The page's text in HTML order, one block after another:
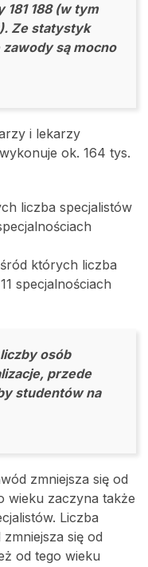
188 (w tym
Ze statystyk
są mocno
i lekarzy
ok. 164 tys.
liczba specjalistów
których liczba
specjalnościach
osób
przede
studentów na
zmniejsza się od
wieku zaczyna także
Liczba
się od
od tego wieku